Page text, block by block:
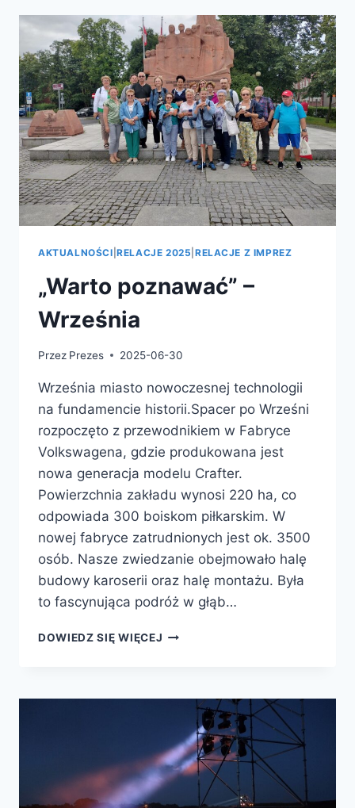
AKTUALNOŚCI |RELACJE 2025 RELACJE Z IMPREZ
„Warto poznawać” –
Września
Przez Prezes 2025-06-30
Września miasto nowoczesnej technologii
na fundamencie historii.Spacer po Wrześni
rozpoczęto z przewodnikiem w Fabryce
Volkswagena, gdzie produkowana jest
nowa generacja modelu Crafter.
Powierzchnia zakładu wynosi 220 ha, co
odpowiada 300 boiskom piłkarskim. W
nowej fabryce zatrudnionych jest ok. 3500
osób. Nasze zwiedzanie obejmowało halę
budowy karoserii oraz halę montażu. Była
to fascynująca podróż w głąb…
DOWIEDZ SIĘ WIĘCEJ